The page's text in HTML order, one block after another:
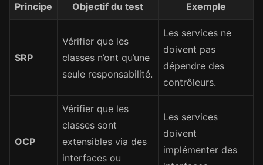
Principe Objectif du test Exemple
SRP
Vérifier que les
classes n’ont qu’une
seule responsabilité.
Les services ne
doivent pas
dépendre des
contrôleurs.
OCP
Vérifier que les
classes sont
extensibles via des
interfaces ou
Les services
doivent
implémenter des